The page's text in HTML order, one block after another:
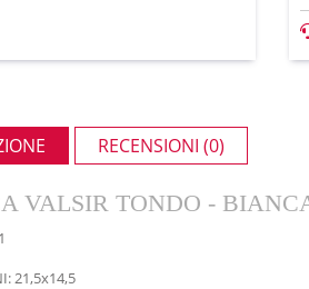
RECENSIONI (0)
VALSIR TONDO -
21,5x14,5